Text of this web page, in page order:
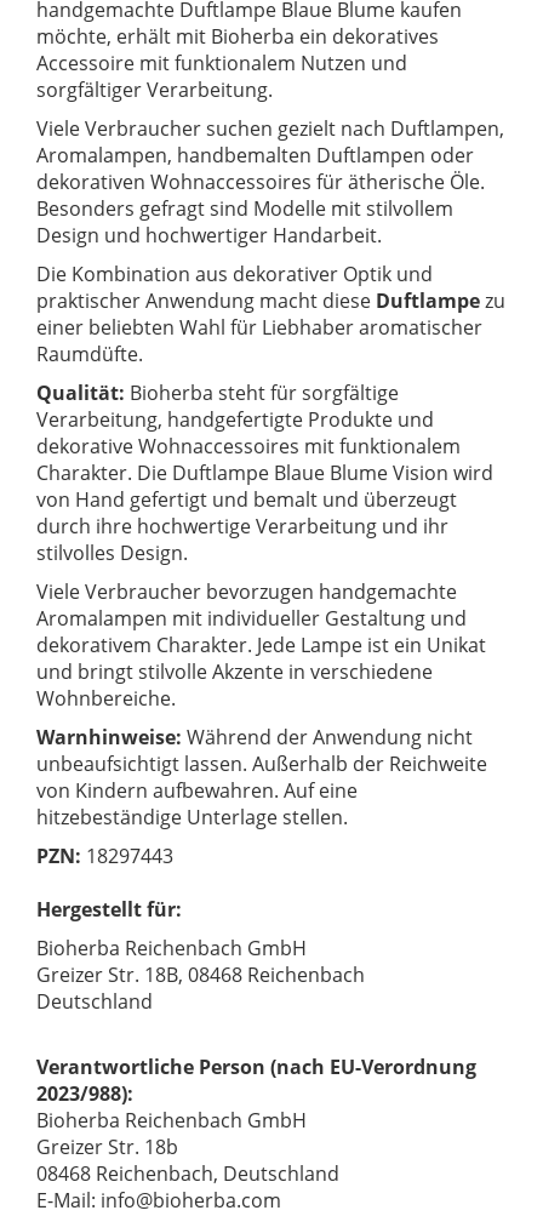
handgemachte Duftlampe Blaue Blume kaufen
möchte, erhält mit Bioherba ein dekoratives
Accessoire mit funktionalem Nutzen und
sorgfältiger Verarbeitung.
Viele Verbraucher suchen gezielt nach Duftlampen,
Aromalampen, handbemalten Duftlampen oder
dekorativen Wohnaccessoires für ätherische Öle.
Besonders gefragt sind Modelle mit stilvollem
Design und hochwertiger Handarbeit.
Die Kombination aus dekorativer Optik und
praktischer Anwendung macht diese Duftlampezu
einer beliebten Wahl für Liebhaber aromatischer
Raumdüfte.
Qualität: Bioherba steht für sorgfältige
Verarbeitung, handgefertigte Produkte und
dekorative Wohnaccessoires mit funktionalem
Charakter. Die Duftlampe Blaue Blume Vision wird
von Hand gefertigt und bemalt und überzeugt
durch ihre hochwertige Verarbeitung und ihr
stilvolles Design.
Viele Verbraucher bevorzugen handgemachte
Aromalampen mit individueller Gestaltung und
dekorativem Charakter. Jede Lampe ist ein Unikat
und bringt stilvolle Akzente in verschiedene
Wohnbereiche.
Warnhinweise: Während der Anwendung nicht
unbeaufsichtigt lassen. Außerhalb der Reichweite
von Kindern aufbewahren. Auf eine
hitzebeständige Unterlage stellen.
PZN: 18297443
Hergestellt für:
Bioherba Reichenbach GmbH
Greizer Str. 18B, 08468 Reichenbach
Deutschland
Verantwortliche Person (nach EU-Verordnung
2023/988):
Bioherba Reichenbach GmbH
Greizer Str. 18b
08468 Reichenbach, Deutschland
E-Mail: info@bioherba.com